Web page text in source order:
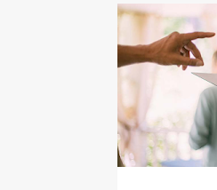
COMUNICAZIONE
NEWS